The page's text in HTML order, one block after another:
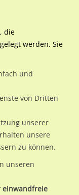
Freie und
Bus-Bf freistehend
Altona
Freie und
individuelle und
die
werden. Sie
und
von Dritten
unserer
unsere
zu können.
unseren
einwandfreie